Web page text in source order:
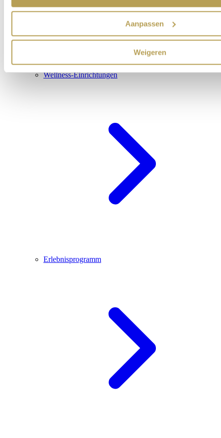
Aanpassen
Weigeren
Wellness-Einrichtungen
Erlebnisprogramm